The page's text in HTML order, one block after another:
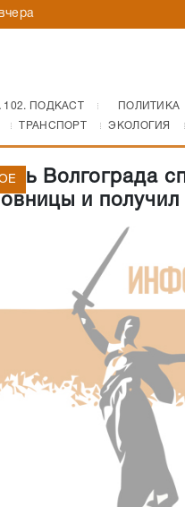
ПОДКАСТ ПОЛИТИКА
ТРАНСПОРТ ЭКОЛОГИЯ
Волгограда
и получил